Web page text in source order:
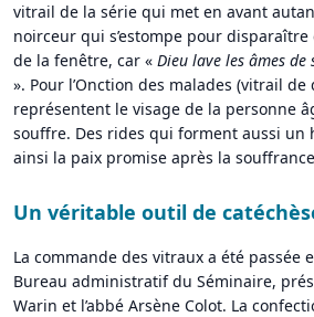
vitrail de la série qui met en avant
noirceur qui s’estompe pour
de la fenêtre, car « Dieu lave les âmes
». Pour l’Onction des malades (vitrail
représentent le visage de la personne
souffre. Des rides qui forment aussi un
ainsi la paix promise après la
Un véritable outil de
La commande des vitraux a été passée
Bureau administratif du Séminaire,
Warin et l’abbé Arsène Colot. La